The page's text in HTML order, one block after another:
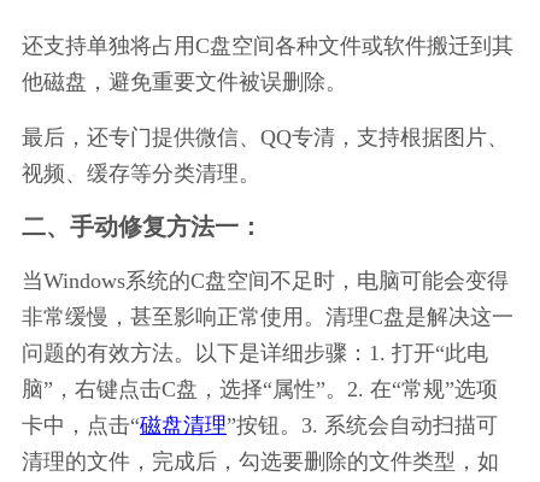
还支持单独将占用C盘空间各种文件或软件搬迁到其
他磁盘，避免重要文件被误删除。
最后，还专门提供微信、QQ专清，支持根据图片、
视频、缓存等分类清理。
二、手动修复方法一：
当Windows系统的C盘空间不足时，电脑可能会变得
非常缓慢，甚至影响正常使用。清理C盘是解决这一
问题的有效方法。以下是详细步骤：1. 打开“此电
脑”，右键点击C盘，选择“属性”。2. 在“常规”选项
卡中，点击“磁盘清理”按钮。3. 系统会自动扫描可
清理的文件，完成后，勾选要删除的文件类型，如